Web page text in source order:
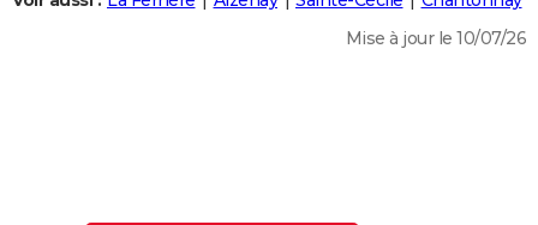
Mise à jour le 10/07/26